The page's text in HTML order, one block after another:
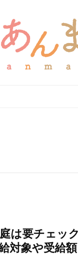
は要チェッ
対象や受給